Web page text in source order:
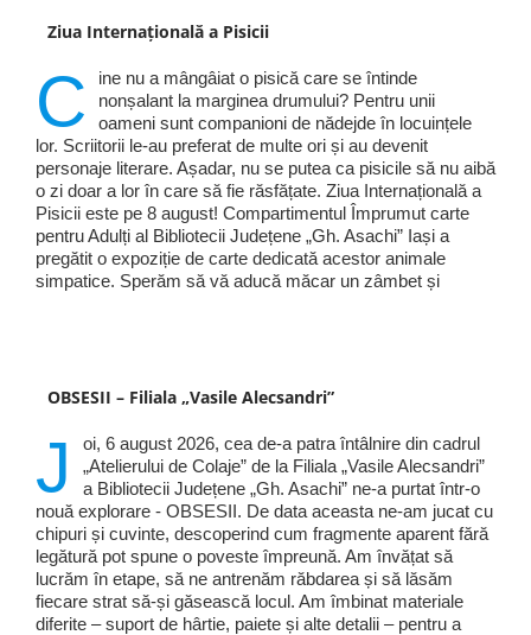
Ziua Internațională a Pisicii
C
ine nu a mângâiat o pisică care se întinde
nonșalant la marginea drumului? Pentru unii
oameni sunt companioni de nădejde în locuințele
lor. Scriitorii le-au preferat de multe ori și au devenit
personaje literare. Așadar, nu se putea ca pisicile să nu aibă
o zi doar a lor în care să fie răsfățate. Ziua Internațională a
Pisicii este pe 8 august! Compartimentul Împrumut carte
pentru Adulți al Bibliotecii Județene „Gh. Asachi” Iași a
pregătit o expoziție de carte dedicată acestor animale
simpatice. Sperăm să vă aducă măcar un zâmbet și
OBSESII – Filiala „Vasile Alecsandri”
J
oi, 6 august 2026, cea de-a patra întâlnire din cadrul
„Atelierului de Colaje” de la Filiala „Vasile Alecsandri”
a Bibliotecii Județene „Gh. Asachi” ne-a purtat într-o
nouă explorare - OBSESII. De data aceasta ne-am jucat cu
chipuri și cuvinte, descoperind cum fragmente aparent fără
legătură pot spune o poveste împreună. Am învățat să
lucrăm în etape, să ne antrenăm răbdarea și să lăsăm
fiecare strat să-și găsească locul. Am îmbinat materiale
diferite – suport de hârtie, paiete și alte detalii – pentru a